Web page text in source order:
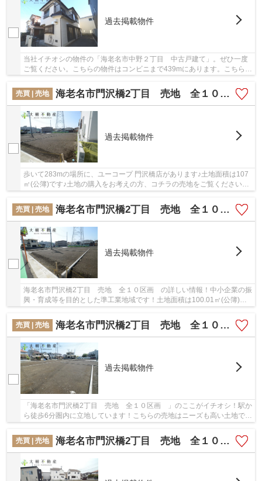
過去掲載物件
当社イチオシの物件の「海老名市中野２丁目 中古戸建て」。ぜひ一度
ご覧ください。こちらの物件はコンビニまで439mにあります。こちらの
売買 | 売地
海老名市門沢橋2丁目 売地 全１０区画
過去掲載物件
歩いて283mの場所に、ユーコープ 門沢橋店があります♪土地面積は107
㎡(公簿)です♪土地の購入をお考えの方、コチラの売地をご覧ください♪
売買 | 売地
海老名市門沢橋2丁目 売地 全１０区画
過去掲載物件
海老名市門沢橋2丁目 売地 全１０区画 の詳しい情報！中小企業の振
興・育成等を目的とした準工業地域です！土地面積は100.01㎡(公簿)あ
売買 | 売地
海老名市門沢橋2丁目 売地 全１０区画
過去掲載物件
「海老名市門沢橋2丁目 売地 全１０区画 」のここがイチオシ！駅か
ら徒歩6分圏内に立地しています！こちらの売地はニーズも高い土地で
売買 | 売地
海老名市門沢橋2丁目 売地 全１０区画